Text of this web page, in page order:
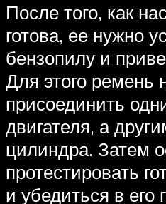
После того, как
готова, ее нужно
бензопилу и
Для этого ремень
присоединить
двигателя, а
цилиндра. Затем
протестировать
и убедиться в его